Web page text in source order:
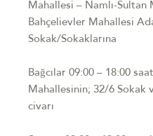
Mahallesi – Namlı-Sultan
Bahçelievler Mahallesi
Sokak/Sokaklarına
Bağcılar 09:00 – 18:00
Mahallesinin; 32/6 Sokak
civarı